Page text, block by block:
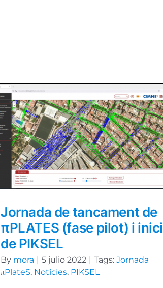
Jornada de tancament de
πPLATES (fase pilot) i inici
de PIKSEL
By mora | 5 julio 2022 | Tags: Jornada
πPlateS, Notícies, PIKSEL